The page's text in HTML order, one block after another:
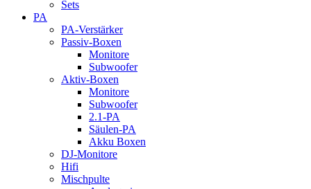
Sets
PA
PA-Verstärker
Passiv-Boxen
Monitore
Subwoofer
Aktiv-Boxen
Monitore
Subwoofer
2.1-PA
Säulen-PA
Akku Boxen
DJ-Monitore
Hifi
Mischpulte